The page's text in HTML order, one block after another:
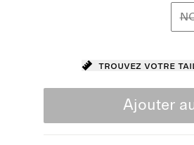
Trouvez votre
Ajouter